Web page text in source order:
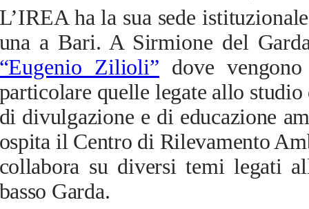
ha la sua sede
a Bari. A Sirmione del
Zilioli” dove
quelle legate allo
divulgazione e di educazione
il Centro di Rilevamento
su diversi temi legati
Garda.